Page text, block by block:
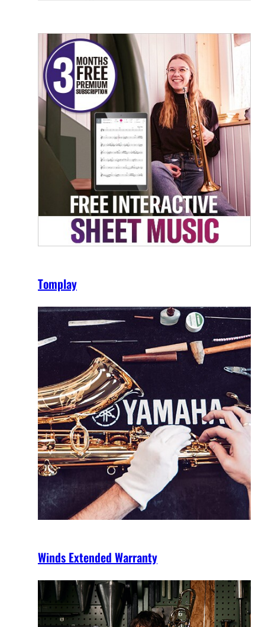
Tomplay
Winds Extended Warranty